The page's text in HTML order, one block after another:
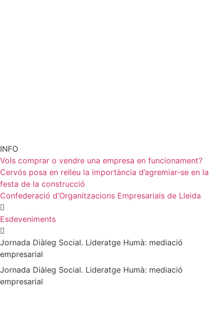
INFO
Vols comprar o vendre una empresa en funcionament?
Cervós posa en relleu la importància d’agremiar-se en la
festa de la construcció
Confederació d’Organitzacions Empresarials de Lleida
Esdeveniments
Jornada Diàleg Social. Lideratge Humà: mediació
empresarial
Jornada Diàleg Social. Lideratge Humà: mediació
empresarial